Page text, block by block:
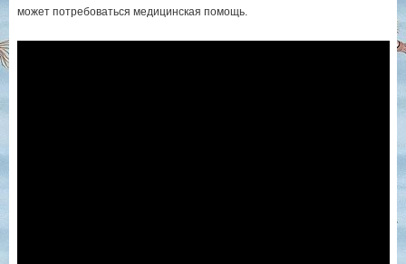
может потребоваться медицинская помощь.